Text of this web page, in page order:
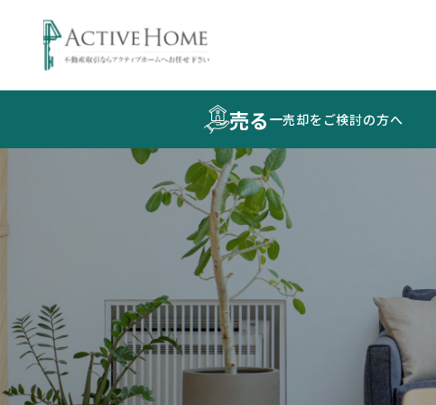
売る 売却をご検討の方へ